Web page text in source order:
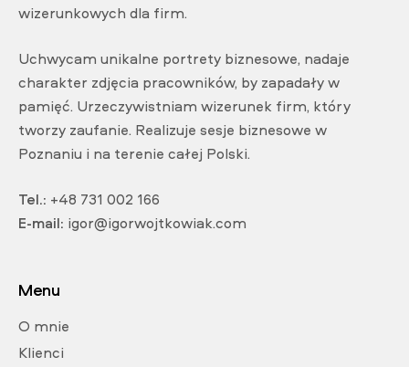
wizerunkowych dla firm.
Uchwycam unikalne portrety biznesowe, nadaje
charakter zdjęcia pracowników, by zapadały w
pamięć. Urzeczywistniam wizerunek firm, który
tworzy zaufanie. Realizuje sesje biznesowe w
Poznaniu i na terenie całej Polski.
Tel.: +48 731 002 166
E-mail: igor@igorwojtkowiak.com
Menu
O mnie
Klienci